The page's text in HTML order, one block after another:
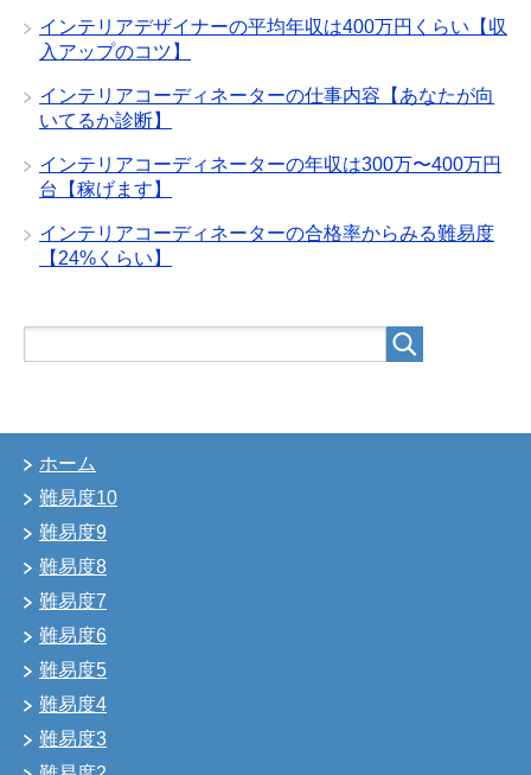
インテリアデザイナーの平均年収は400万円くらい【収
入アップのコツ】
インテリアコーディネーターの仕事内容【あなたが向
いてるか診断】
インテリアコーディネーターの年収は300万〜400万円
台【稼げます】
インテリアコーディネーターの合格率からみる難易度
【24%くらい】
ホーム
難易度10
難易度9
難易度8
難易度7
難易度6
難易度5
難易度4
難易度3